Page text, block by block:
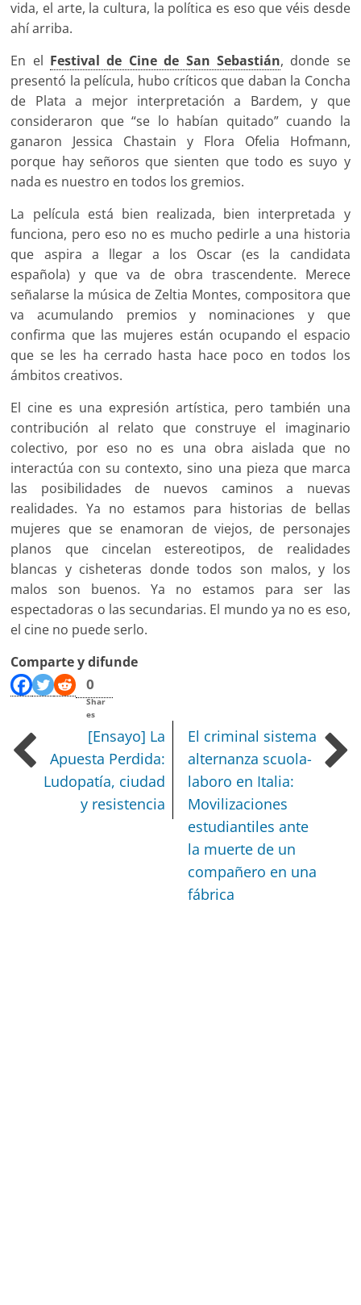
vida, el arte, la cultura, la política es eso que véis desde
ahí arriba.
En el Festival de Cine de San Sebastián, donde se
presentó la película, hubo críticos que daban la Concha
de Plata a mejor interpretación a Bardem, y que
consideraron que “se lo habían quitado” cuando la
ganaron Jessica Chastain y Flora Ofelia Hofmann,
porque hay señoros que sienten que todo es suyo y
nada es nuestro en todos los gremios.
La película está bien realizada, bien interpretada y
funciona, pero eso no es mucho pedirle a una historia
que aspira a llegar a los Oscar (es la candidata
española) y que va de obra trascendente. Merece
señalarse la música de Zeltia Montes, compositora que
va acumulando premios y nominaciones y que
confirma que las mujeres están ocupando el espacio
que se les ha cerrado hasta hace poco en todos los
ámbitos creativos.
El cine es una expresión artística, pero también una
contribución al relato que construye el imaginario
colectivo, por eso no es una obra aislada que no
interactúa con su contexto, sino una pieza que marca
las posibilidades de nuevos caminos a nuevas
realidades. Ya no estamos para historias de bellas
mujeres que se enamoran de viejos, de personajes
planos que cincelan estereotipos, de realidades
blancas y cisheteras donde todos son malos, y los
malos son buenos. Ya no estamos para ser las
espectadoras o las secundarias. El mundo ya no es eso,
el cine no puede serlo.
Comparte y difunde
0
Shar
es
[Ensayo] La
Apuesta Perdida:
Ludopatía, ciudad
y resistencia
El criminal sistema
alternanza scuola-
laboro en Italia:
Movilizaciones
estudiantiles ante
la muerte de un
compañero en una
fábrica